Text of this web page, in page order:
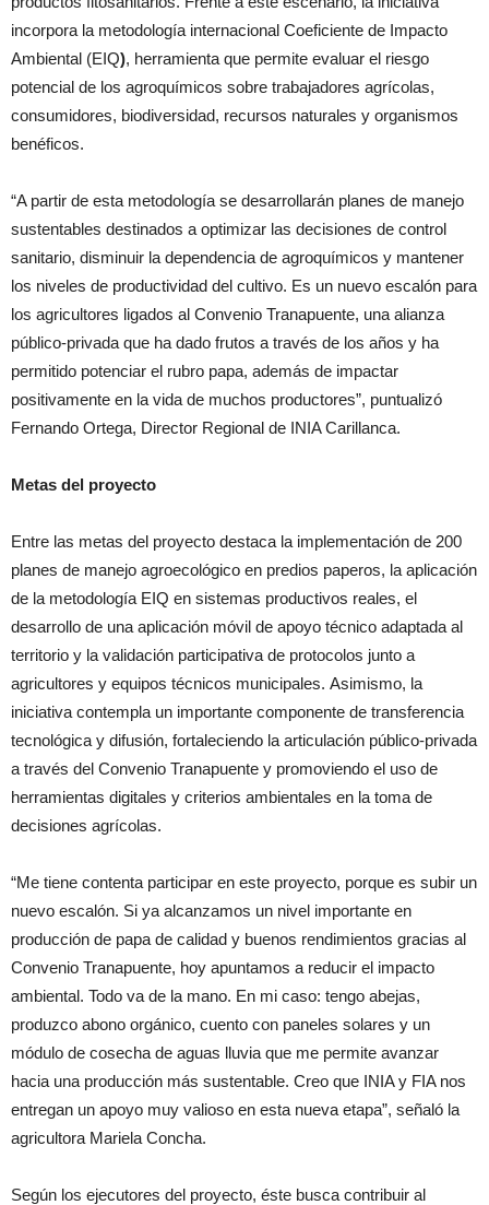
incorpora la metodología internacional Coeficiente de Impacto
Ambiental (EIQ), herramienta que permite evaluar el riesgo
potencial de los agroquímicos sobre trabajadores agrícolas,
consumidores, biodiversidad, recursos naturales y organismos
benéficos.
“A partir de esta metodología se desarrollarán planes de manejo
sustentables destinados a optimizar las decisiones de control
sanitario, disminuir la dependencia de agroquímicos y mantener
los niveles de productividad del cultivo. Es un nuevo escalón para
los agricultores ligados al Convenio Tranapuente, una alianza
público-privada que ha dado frutos a través de los años y ha
permitido potenciar el rubro papa, además de impactar
positivamente en la vida de muchos productores”, puntualizó
Fernando Ortega, Director Regional de INIA Carillanca.
Metas del proyecto
Entre las metas del proyecto destaca la implementación de 200
planes de manejo agroecológico en predios paperos, la aplicación
de la metodología EIQ en sistemas productivos reales, el
desarrollo de una aplicación móvil de apoyo técnico adaptada al
territorio y la validación participativa de protocolos junto a
agricultores y equipos técnicos municipales. Asimismo, la
iniciativa contempla un importante componente de transferencia
tecnológica y difusión, fortaleciendo la articulación público-privada
a través del Convenio Tranapuente y promoviendo el uso de
herramientas digitales y criterios ambientales en la toma de
decisiones agrícolas.
“Me tiene contenta participar en este proyecto, porque es subir un
nuevo escalón. Si ya alcanzamos un nivel importante en
producción de papa de calidad y buenos rendimientos gracias al
Convenio Tranapuente, hoy apuntamos a reducir el impacto
ambiental. Todo va de la mano. En mi caso: tengo abejas,
produzco abono orgánico, cuento con paneles solares y un
módulo de cosecha de aguas lluvia que me permite avanzar
hacia una producción más sustentable. Creo que INIA y FIA nos
entregan un apoyo muy valioso en esta nueva etapa”, señaló la
agricultora Mariela Concha.
Según los ejecutores del proyecto, éste busca contribuir al